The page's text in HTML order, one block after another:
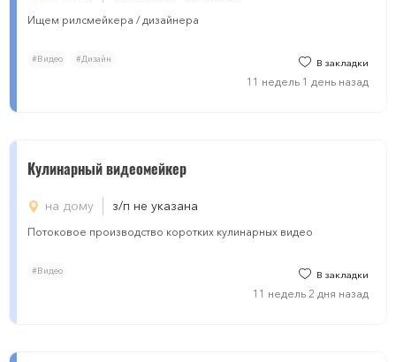
Ищем рилсмейкера / дизайнера
#Видео #Дизайн В закладки
11 недель 1 день назад
Кулинарный видеомейкер
на дому з/п не указана
Потоковое производство коротких кулинарных видео
#Видео В закладки
11 недель 2 дня назад